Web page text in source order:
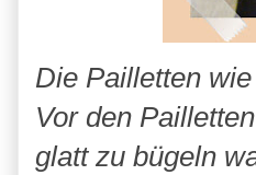
Die Pailletten
Vor den
glatt zu bügeln